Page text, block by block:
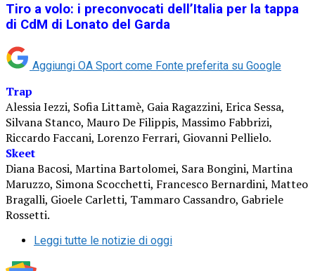
Tiro a volo: i preconvocati dell’Italia per la tappa
di CdM di Lonato del Garda
Aggiungi OA Sport come Fonte preferita su Google
Trap
Alessia Iezzi, Sofia Littamè, Gaia Ragazzini, Erica Sessa,
Silvana Stanco, Mauro De Filippis, Massimo Fabbrizi,
Riccardo Faccani, Lorenzo Ferrari, Giovanni Pellielo.
Skeet
Diana Bacosi, Martina Bartolomei, Sara Bongini, Martina
Maruzzo, Simona Scocchetti, Francesco Bernardini, Matteo
Bragalli, Gioele Carletti, Tammaro Cassandro, Gabriele
Rossetti.
Leggi tutte le notizie di oggi